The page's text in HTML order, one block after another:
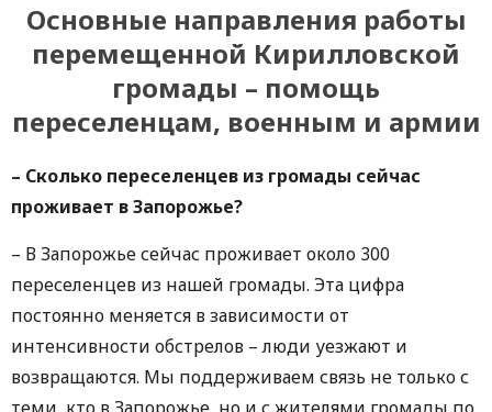
Основные направления работы
перемещенной Кирилловской
громады – помощь
переселенцам, военным и армии
– Сколько переселенцев из громады сейчас
проживает в Запорожье?
– В Запорожье сейчас проживает около 300
переселенцев из нашей громады. Эта цифра
постоянно меняется в зависимости от
интенсивности обстрелов – люди уезжают и
возвращаются. Мы поддерживаем связь не только с